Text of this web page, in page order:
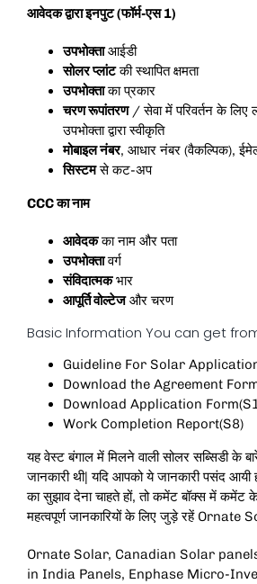
आवेदक द्वारा इनपुट (फॉर्म-एस 1)
उपभोक्ताआईडी
सोलर प्लांटकी स्थापित क्षमता
उपभोक्ताका प्रकार
चरण रूपांतरण/ सेवा में परिवर्तन के लिए
उपभोक्ता द्वारा स्वीकृति
मोबाइल नंबर, आधार नंबर (वैकल्पिक),
सिस्टमसे कट-अप
CCC का नाम
आवेदकका नाम और पता
उपभोक्तावर्ग
संविदात्मकभार
आपूर्ति वोल्टेजऔर चरण
Basic Information You can get
Guideline For Solar
Download the Agreement
Download Application
Work Completion Report(S8)
यह वेस्ट बंगाल में मिलने वाली सोलर सब्सिडी के
जानकारी थी| यदि आपको ये जानकारी पसंद आयी
का सुझाव देना चाहते हों, तो कमेंट बॉक्स में कमेंट
महत्वपूर्ण जानकारियों के लिए जुड़े रहें Ornate
Ornate Solar, Canadian Solar
in India Panels, Enphase Micro-